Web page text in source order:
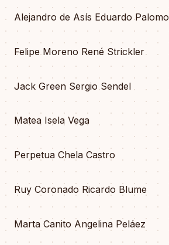
Alejandro de Asís Eduardo Palomo
Felipe Moreno René Strickler
Jack Green Sergio Sendel
Matea Isela Vega
Perpetua Chela Castro
Ruy Coronado Ricardo Blume
Marta Canito Angelina Peláez